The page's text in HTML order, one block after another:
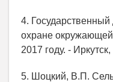
4.
охране окружающей
2017 году. -
5. Шоцкий, В.П.